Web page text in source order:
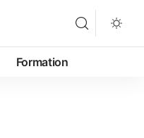
Formation